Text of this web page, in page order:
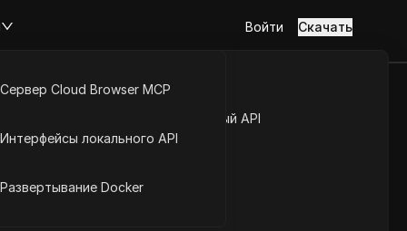
Открытый API
Сервер Cloud Browser MCP
Интерфейсы локального API
Развертывание Docker
Войти Скачать